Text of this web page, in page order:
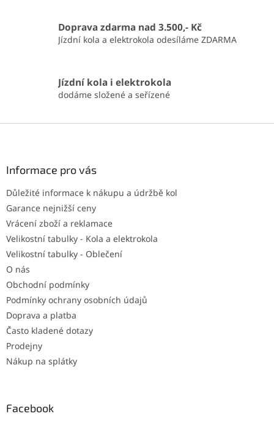
Doprava zdarma nad 3.500,- Kč
Jízdní kola a elektrokola odesíláme ZDARMA
Jízdní kola i elektrokola
dodáme složené a seřízené
Informace pro vás
Důležité informace k nákupu a údržbě kol
Garance nejnižší ceny
Vrácení zboží a reklamace
Velikostní tabulky - Kola a elektrokola
Velikostní tabulky - Oblečení
O nás
Obchodní podmínky
Podmínky ochrany osobních údajů
Doprava a platba
Často kladené dotazy
Prodejny
Nákup na splátky
Facebook